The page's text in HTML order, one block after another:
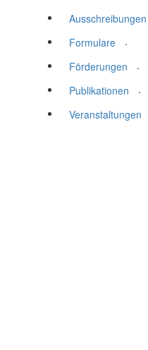
Formulare
.
Förderungen
.
Publikationen
.
Veranstaltungen